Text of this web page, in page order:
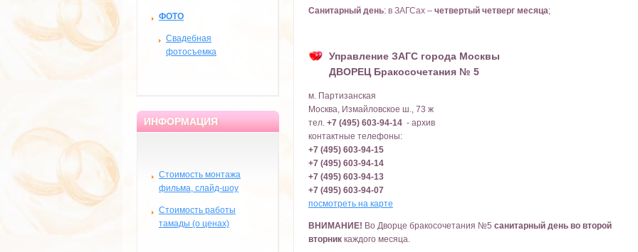
ФОТО
Свадебная
фотосъемка
ИНФОРМАЦИЯ
Стоимость монтажа
фильма, слайд-шоу
Стоимость работы
тамады (о ценах)
Санитарный день: в ЗАГСах – четвертый четверг месяца;
Управление ЗАГС города Москвы
ДВОРЕЦ Бракосочетания № 5
м. Партизанская
Москва, Измайловское ш., 73 ж
тел. +7 (495) 603-94-14 - архив
контактные телефоны:
+7 (495) 603-94-15
+7 (495) 603-94-14
+7 (495) 603-94-13
+7 (495) 603-94-07
посмотреть на карте
ВНИМАНИЕ! Во Дворце бракосочетания №5 санитарный день во второй
вторник каждого месяца.